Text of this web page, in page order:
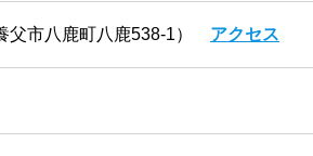
父市八鹿町八鹿538-1） アクセス